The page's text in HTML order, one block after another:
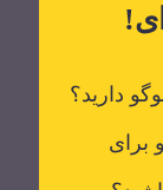
دارید؟
برای